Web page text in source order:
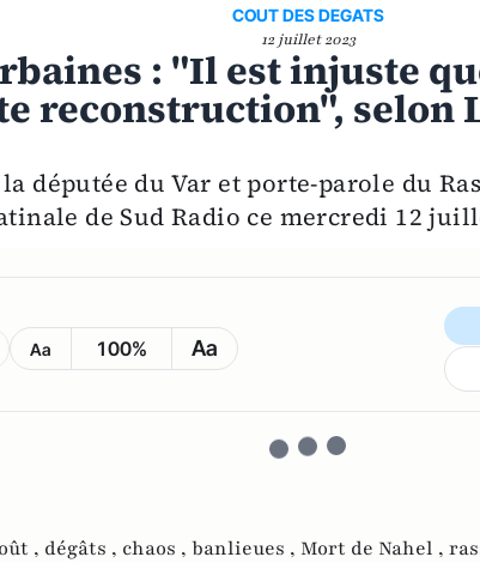
COUT DES DEGATS
12 juillet 2023
: "Il est injuste
reconstruction", selon
députée du Var et porte-parole du
de Sud Radio ce mercredi 12
Aa 100% Aa
, dégâts , chaos , banlieues , Mort de Nahel ,